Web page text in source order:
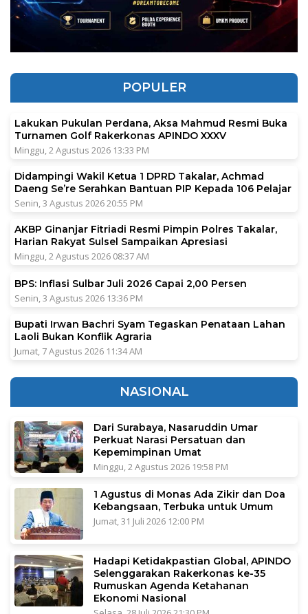
POPULER
Lakukan Pukulan Perdana, Aksa Mahmud Resmi Buka
Turnamen Golf Rakerkonas APINDO XXXV
Minggu, 2 Agustus 2026 13:33 PM
Didampingi Wakil Ketua 1 DPRD Takalar, Achmad
Daeng Se’re Serahkan Bantuan PIP Kepada 106 Pelajar
Senin, 3 Agustus 2026 20:55 PM
AKBP Ginanjar Fitriadi Resmi Pimpin Polres Takalar,
Harian Rakyat Sulsel Sampaikan Apresiasi
Minggu, 2 Agustus 2026 08:37 AM
BPS: Inflasi Sulbar Juli 2026 Capai 2,00 Persen
Senin, 3 Agustus 2026 13:36 PM
Bupati Irwan Bachri Syam Tegaskan Penataan Lahan
Laoli Bukan Konflik Agraria
Jumat, 7 Agustus 2026 11:34 AM
NASIONAL
Dari Surabaya, Nasaruddin Umar
Perkuat Narasi Persatuan dan
Kepemimpinan Umat
Minggu, 2 Agustus 2026 19:58 PM
1 Agustus di Monas Ada Zikir dan Doa
Kebangsaan, Terbuka untuk Umum
Jumat, 31 Juli 2026 12:00 PM
Hadapi Ketidakpastian Global, APINDO
Selenggarakan Rakerkonas ke-35
Rumuskan Agenda Ketahanan
Ekonomi Nasional